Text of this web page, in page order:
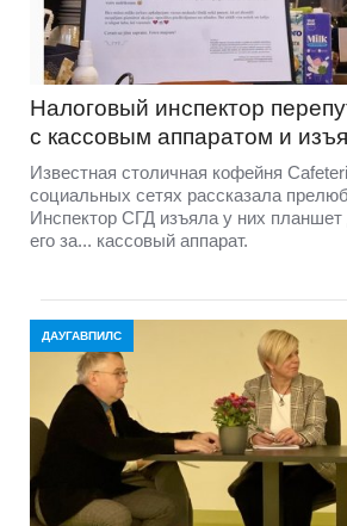
Налоговый инспектор
с кассовым аппаратом и
Известная столичная кофейня
социальных сетях рассказала
Инспектор СГД изъяла у них
его за... кассовый аппарат.
ДАУГАВПИЛС